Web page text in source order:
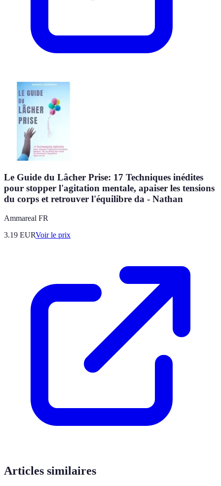
Le Guide du Lâcher Prise: 17 Techniques inédites
pour stopper l'agitation mentale, apaiser les tensions
du corps et retrouver l'équilibre da - Nathan
Ammareal FR
3.19 EURVoir le prix
Articles similaires